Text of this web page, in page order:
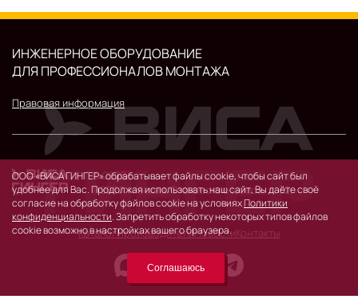
ИНЖЕНЕРНОЕ ОБОРУДОВАНИЕ
ДЛЯ ПРОФЕССИОНАЛОВ МОНТАЖА
Правовая информация
© 2026 г.
119530, Москва, Очаковское шоссе, д. 32.
КаталогПроизводителиНовостиКонтакты
ООО «ВИСА ГИНГЕР» обрабатывает файлы cookie, чтобы сайт был
удобнее для Вас. Продолжая использовать наш сайт, Вы даёте своё
согласие на обработку файлов cookie на условияхПолитики
конфиденциальности. Запретить обработку некоторых типов файлов
cookie возможно в настройках вашего браузера.
Соглашаюсь